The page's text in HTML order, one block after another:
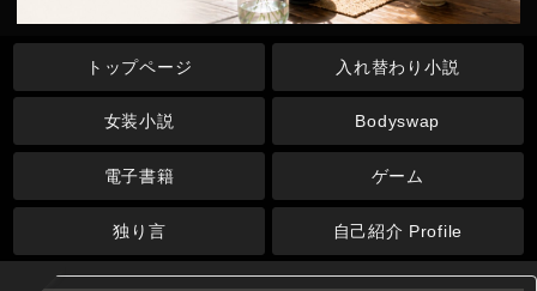
トップページ 入れ替わり小説
女装小説 Bodyswap
電子書籍 ゲーム
独り言 自己紹介 Profile